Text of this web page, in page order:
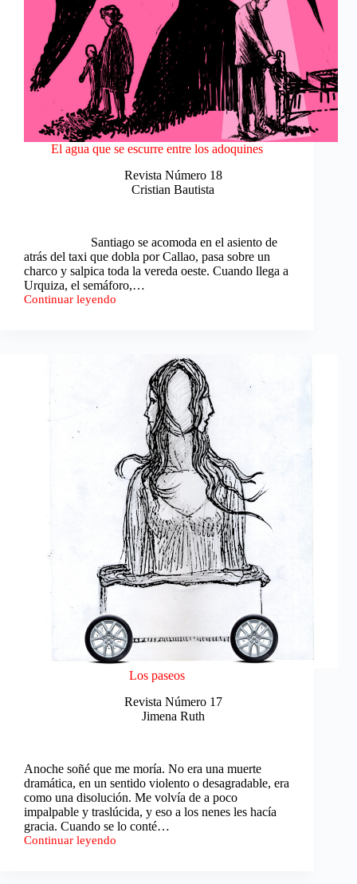
El agua que se escurre entre los adoquines
Revista Número 18
Cristian Bautista
Santiago se acomoda en el asiento de
atrás del taxi que dobla por Callao, pasa sobre un
charco y salpica toda la vereda oeste. Cuando llega a
Urquiza, el semáforo,…
Continuar leyendo
El
adoquines
Los paseos
Revista Número 17
Jimena Ruth
Anoche soñé que me moría. No era una muerte
dramática, en un sentido violento o desagradable, era
como una disolución. Me volvía de a poco
impalpable y traslúcida, y eso a los nenes les hacía
gracia. Cuando se lo conté…
Continuar leyendo
Los